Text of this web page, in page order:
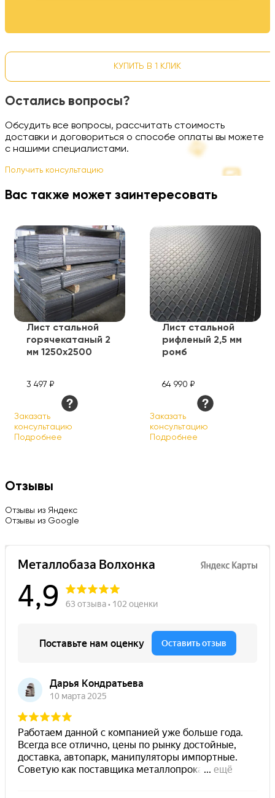
КУПИТЬ В 1 КЛИК
Остались вопросы?
Обсудить все вопросы, рассчитать стоимость
доставки и договориться о способе оплаты вы можете
с нашими специалистами.
Получить консультацию
Вас также может заинтересовать
Лист стальной
горячекатаный 2
мм 1250х2500
3 497 ₽
Заказать
консультацию
Подробнее
Лист стальной
рифленый 2,5 мм
ромб
64 990 ₽
Заказать
консультацию
Подробнее
Отзывы
Отзывы из Яндекс
Отзывы из Google